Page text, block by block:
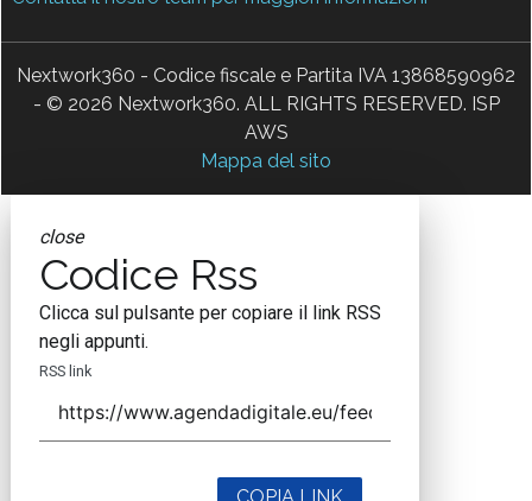
Nextwork360 - Codice fiscale e Partita IVA 13868590962
- © 2026 Nextwork360. ALL RIGHTS RESERVED. ISP
AWS
Mappa del sito
close
Codice Rss
Clicca sul pulsante per copiare il link RSS
negli appunti.
RSS link
COPIA LINK